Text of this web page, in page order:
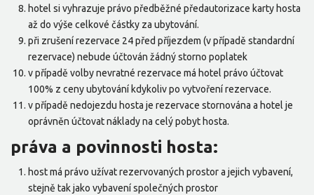
hotel si vyhrazuje právo předběžné předautorizace karty hosta
až do výše celkové částky za ubytování.
při zrušení rezervace 24 před příjezdem (v případě standardní
rezervace) nebude účtován žádný storno poplatek
v případě volby nevratné rezervace má hotel právo účtovat
100% z ceny ubytování kdykoliv po vytvoření rezervace.
v případě nedojezdu hosta je rezervace stornována a hotel je
oprávněn účtovat náklady na celý pobyt hosta.
práva a povinnosti hosta:
host má právo užívat rezervovaných prostor a jejich vybavení,
stejně tak jako vybavení společných prostor